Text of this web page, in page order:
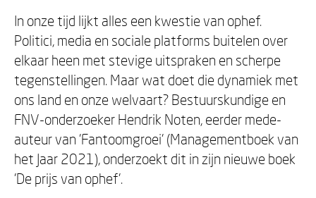
In onze tijd lijkt alles een kwestie van ophef.
Politici, media en sociale platforms buitelen over
elkaar heen met stevige uitspraken en scherpe
tegenstellingen. Maar wat doet die dynamiek met
ons land en onze welvaart? Bestuurskundige en
FNV-onderzoeker Hendrik Noten, eerder mede-
auteur van 'Fantoomgroei' (Managementboek van
het Jaar 2021), onderzoekt dit in zijn nieuwe boek
'De prijs van ophef'.